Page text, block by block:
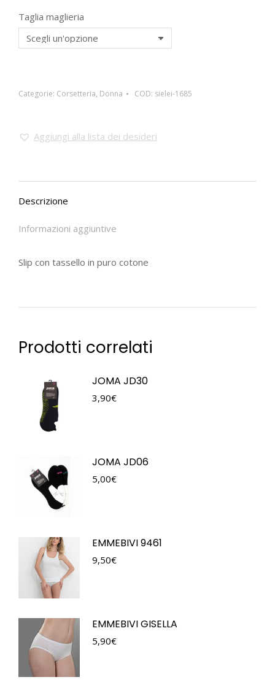
Taglia maglieria
Categorie: Corsetteria, Donna COD: sielei-1685
Aggiungi alla lista dei desideri
Descrizione
Informazioni aggiuntive
Slip con tassello in puro cotone
Prodotti correlati
JOMA JD30
3,90€
JOMA JD06
5,00€
EMMEBIVI 9461
9,50€
EMMEBIVI GISELLA
5,90€